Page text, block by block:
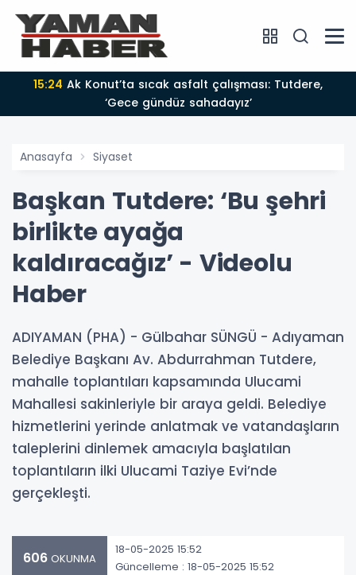
15:24
‘Gece gündüz sahadayız’
Anasayfa Siyaset
Başkan Tutdere: ‘Bu şehri
birlikte ayağa
kaldıracağız’ - Videolu
Haber
ADIYAMAN (PHA) - Gülbahar SÜNGÜ - Adıyaman
Belediye Başkanı Av. Abdurrahman Tutdere,
mahalle toplantıları kapsamında Ulucami
Mahallesi sakinleriyle bir araya geldi. Belediye
hizmetlerini yerinde anlatmak ve vatandaşların
taleplerini dinlemek amacıyla başlatılan
toplantıların ilki Ulucami Taziye Evi’nde
gerçekleşti.
606 OKUNMA
18-05-2025 15:52
Güncelleme : 18-05-2025 15:52